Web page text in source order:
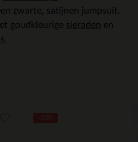
zwarte, satijnen jumpsuit.
goudkleurige sieraden en
.